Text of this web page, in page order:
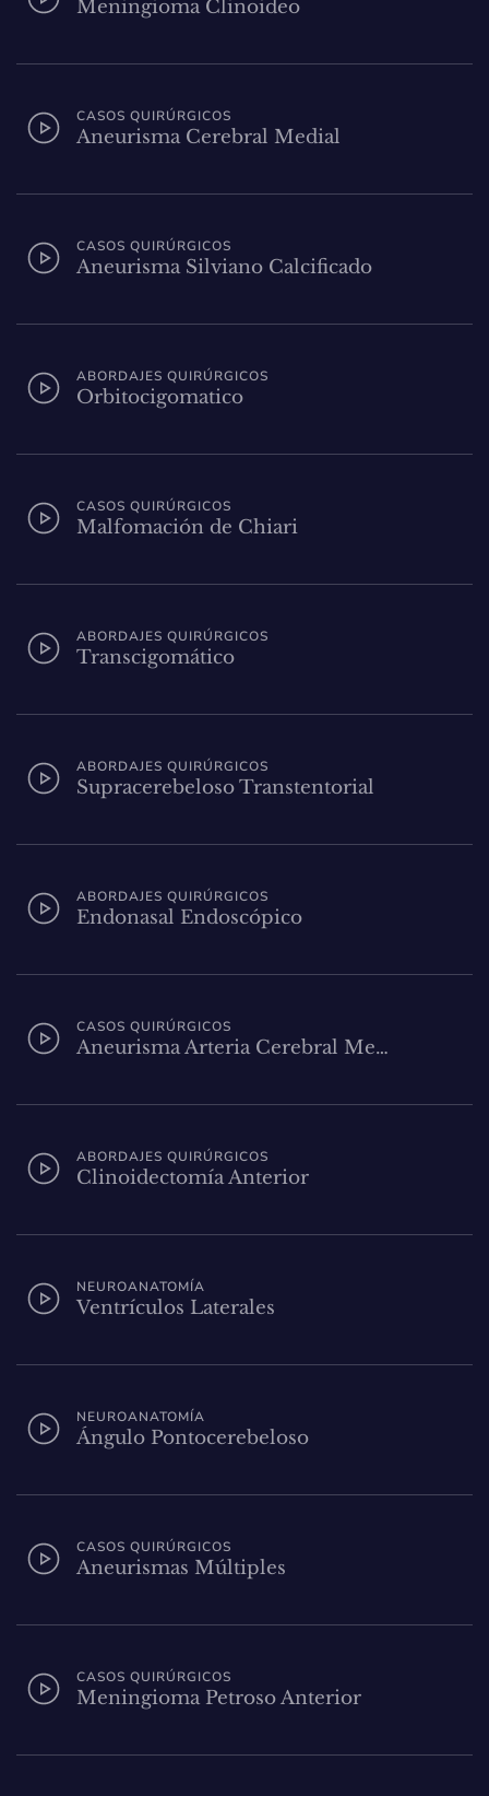
Meningioma Clinoideo
CASOS QUIRÚRGICOS
Aneurisma Cerebral Medial
CASOS QUIRÚRGICOS
Aneurisma Silviano Calcificado
ABORDAJES QUIRÚRGICOS
Orbitocigomatico
CASOS QUIRÚRGICOS
Malfomación de Chiari
ABORDAJES QUIRÚRGICOS
Transcigomático
ABORDAJES QUIRÚRGICOS
Supracerebeloso Transtentorial
ABORDAJES QUIRÚRGICOS
Endonasal Endoscópico
CASOS QUIRÚRGICOS
Aneurisma Arteria Cerebral Me…
ABORDAJES QUIRÚRGICOS
Clinoidectomía Anterior
NEUROANATOMÍA
Ventrículos Laterales
NEUROANATOMÍA
Ángulo Pontocerebeloso
CASOS QUIRÚRGICOS
Aneurismas Múltiples
CASOS QUIRÚRGICOS
Meningioma Petroso Anterior